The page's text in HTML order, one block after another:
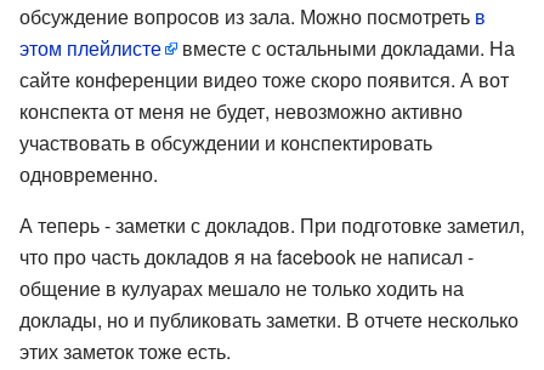
обсуждение вопросов из зала. Можно посмотреть в
этом плейлисте
вместе с остальными докладами. На
сайте конференции видео тоже скоро появится. А вот
конспекта от меня не будет, невозможно активно
участвовать в обсуждении и конспектировать
одновременно.
А теперь - заметки с докладов. При подготовке заметил,
что про часть докладов я на facebook не написал -
общение в кулуарах мешало не только ходить на
доклады, но и публиковать заметки. В отчете несколько
этих заметок тоже есть.